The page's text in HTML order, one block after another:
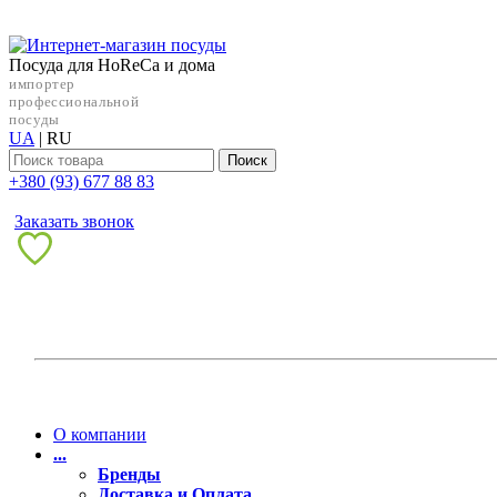
Посуда для HoReCa и дома
импортер
профессиональной
посуды
UA | RU
Поиск
+38‎0 (93) 677 88 83
Заказать звонок
О компании
...
Бренды